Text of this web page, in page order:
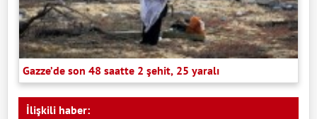
Gazze’de son 48 saatte 2 şehit, 25 yaralı
İlişkili haber: